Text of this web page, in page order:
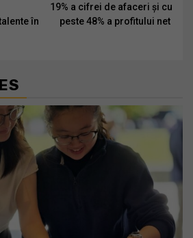
în
19% a cifrei de afaceri și cu
peste 48% a profitului net